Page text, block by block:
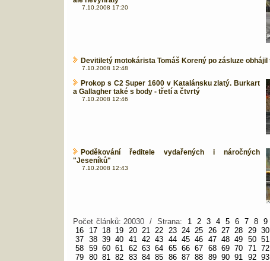
7.10.2008 17:20
Devitiletý motokárista Tomáš Korený po zásluze obhájil
7.10.2008 12:48
Prokop s C2 Super 1600 v Katalánsku zlatý. Burkart
a Gallagher také s body - třetí a čtvrtý
7.10.2008 12:46
Poděkování ředitele vydařených i náročných
"Jeseníků"
7.10.2008 12:43
Počet článků: 20030 / Strana: 1 2 3 4 5 6 7 8 9
16
17 18 19 20 21 22 23 24 25 26 27 28 29 30
37 38 39 40 41 42 43 44 45 46 47 48 49 50 51
58 59 60 61 62 63 64 65 66 67 68 69 70 71 72
79 80 81 82 83 84 85 86 87 88 89 90 91 92 93